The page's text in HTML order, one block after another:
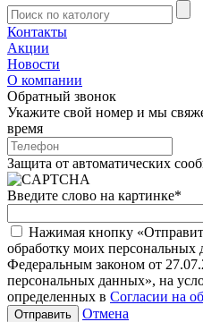
Контакты
Акции
Новости
О компании
Обратный звонок
Укажите свой номер и мы
время
Защита от автоматических
Введите слово на картинке*
Нажимая кнопку
обработку моих персональных
Федеральным законом от
персональных данных», на
определенных в Согласии на
Отмена